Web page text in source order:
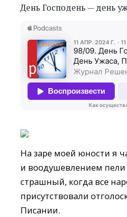
День Господень — день
На заре моей юности я
и воодушевлением пели
страшный, когда все
присутствовали
Писании.